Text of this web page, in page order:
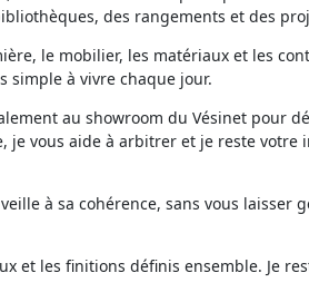
des rangements et des
le mobilier, les matériaux et les
à vivre chaque jour.
au showroom du Vésinet pour
je vous aide à arbitrer et je reste
à sa cohérence, sans vous laisser
et les finitions définis ensemble. Je